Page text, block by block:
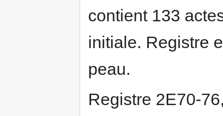
contient 133
initiale. Registre
peau.
Registre 2E70-